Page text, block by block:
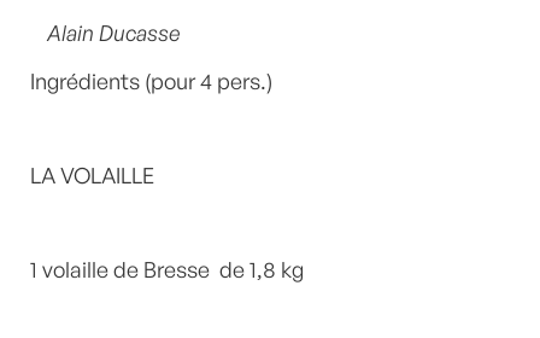
Alain Ducasse
Ingrédients (pour 4 pers.)
LA VOLAILLE
1 volaille de Bresse de 1,8 kg